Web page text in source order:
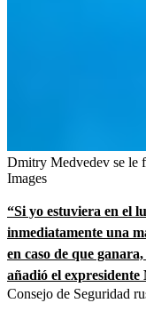
Dmitry Medvedev se le
Images
“Si yo estuviera en el
inmediatamente una
en caso de que
añadió el expresidente
Consejo de Seguridad